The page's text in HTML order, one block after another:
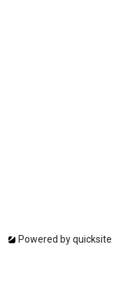
Powered byquicksite